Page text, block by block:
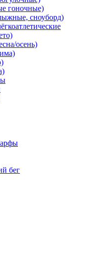
гоночные)
сноуборд)
осень)
бег